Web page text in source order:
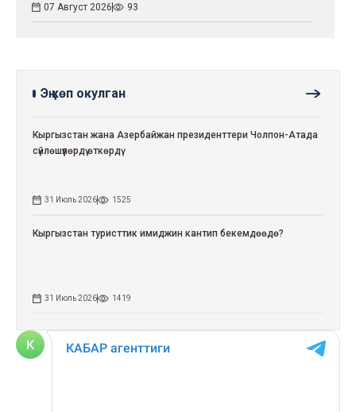
07 Август 2026 93
Эң көп окулган
Кыргызстан жана Азербайжан президенттери Чолпон-Атада
сүйлөшүүлөрдү өткөрдү
31 Июль 2026 1525
Кыргызстан туристтик имиджин кантип бекемдөөдө?
31 Июль 2026 1419